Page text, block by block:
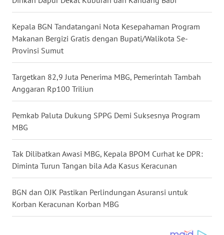
Kepala BGN Tandatangani Nota Kesepahaman Program
Makanan Bergizi Gratis dengan Bupati/Walikota Se-
Provinsi Sumut
Targetkan 82,9 Juta Penerima MBG, Pemerintah Tambah
Anggaran Rp100 Triliun
Pemkab Paluta Dukung SPPG Demi Suksesnya Program
MBG
Tak Dilibatkan Awasi MBG, Kepala BPOM Curhat ke DPR:
Diminta Turun Tangan bila Ada Kasus Keracunan
BGN dan OJK Pastikan Perlindungan Asuransi untuk
Korban Keracunan Korban MBG
MALUKU
WN
DAIRI
WN
DANAU
TOBA
WN
NIAS
WN